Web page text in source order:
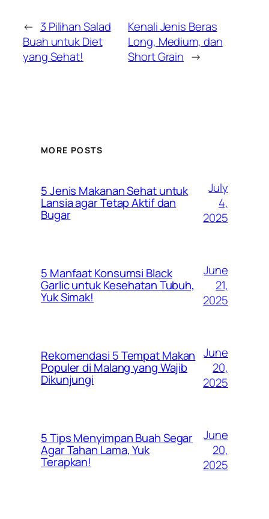
← 3 Pilihan Salad
Buah untuk Diet
yang Sehat!
Kenali Jenis Beras
Long, Medium, dan
Short Grain →
MORE POSTS
5 Jenis Makanan Sehat untuk
Lansia agar Tetap Aktif dan
Bugar
July
4,
2025
5 Manfaat Konsumsi Black
Garlic untuk Kesehatan Tubuh,
Yuk Simak!
June
21,
2025
Rekomendasi 5 Tempat Makan
Populer di Malang yang Wajib
Dikunjungi
June
20,
2025
5 Tips Menyimpan Buah Segar
Agar Tahan Lama, Yuk
Terapkan!
June
20,
2025